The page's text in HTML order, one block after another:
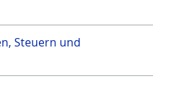
Steuern und